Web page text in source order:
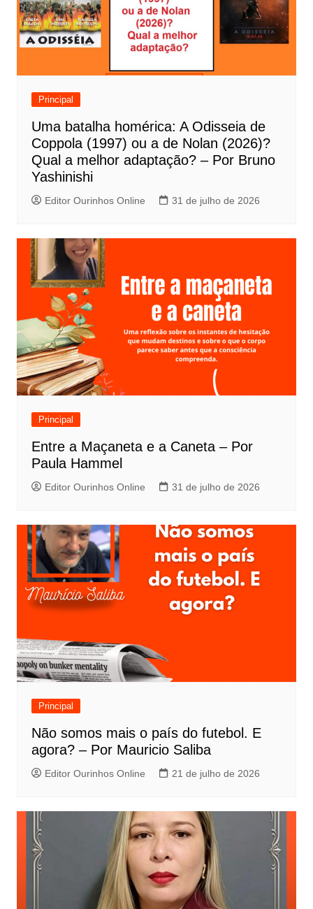
ç
ã
o
d
Principal
Uma batalha homérica: A Odisseia de
Coppola (1997) ou a de Nolan (2026)?
Qual a melhor adaptação? – Por Bruno
Yashinishi
Editor Ourinhos Online 31 de julho de 2026
Principal
Entre a Maçaneta e a Caneta – Por
Paula Hammel
Editor Ourinhos Online 31 de julho de 2026
Principal
Não somos mais o país do futebol. E
agora? – Por Mauricio Saliba
Editor Ourinhos Online 21 de julho de 2026